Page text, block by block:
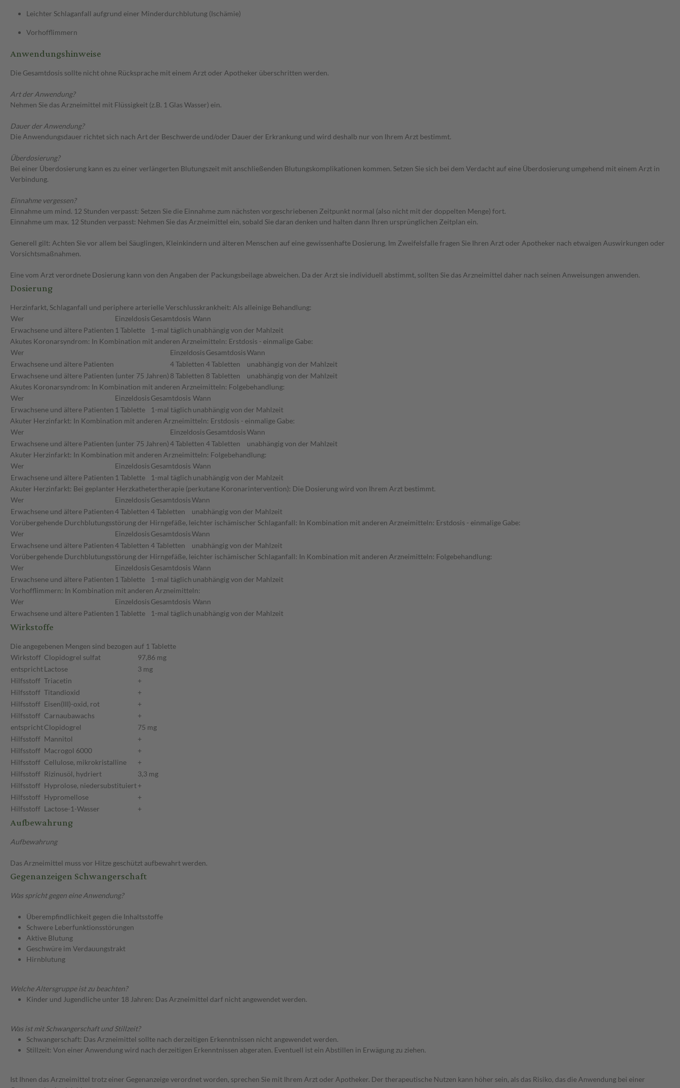
Leichter Schlaganfall aufgrund einer Minderdurchblutung (Ischämie)
Vorhofflimmern
Anwendungshinweise
Die Gesamtdosis sollte nicht ohne Rücksprache mit einem Arzt oder Apotheker überschritten werden.
Art der Anwendung?
Nehmen Sie das Arzneimittel mit Flüssigkeit (z.B. 1 Glas Wasser) ein.
Dauer der Anwendung?
Die Anwendungsdauer richtet sich nach Art der Beschwerde und/oder Dauer der Erkrankung und wird deshalb nur von Ihrem Arzt bestimmt.
Überdosierung?
Bei einer Überdosierung kann es zu einer verlängerten Blutungszeit mit anschließenden Blutungskomplikationen kommen. Setzen Sie sich bei dem Verdacht auf eine Überdosierung umgehend mit einem Arzt in
Verbindung.
Einnahme vergessen?
Einnahme um mind. 12 Stunden verpasst: Setzen Sie die Einnahme zum nächsten vorgeschriebenen Zeitpunkt normal (also nicht mit der doppelten Menge) fort.
Einnahme um max. 12 Stunden verpasst: Nehmen Sie das Arzneimittel ein, sobald Sie daran denken und halten dann Ihren ursprünglichen Zeitplan ein.
Generell gilt: Achten Sie vor allem bei Säuglingen, Kleinkindern und älteren Menschen auf eine gewissenhafte Dosierung. Im Zweifelsfalle fragen Sie Ihren Arzt oder Apotheker nach etwaigen Auswirkungen oder
Vorsichtsmaßnahmen.
Eine vom Arzt verordnete Dosierung kann von den Angaben der Packungsbeilage abweichen. Da der Arzt sie individuell abstimmt, sollten Sie das Arzneimittel daher nach seinen Anweisungen anwenden.
Dosierung
Herzinfarkt, Schlaganfall und periphere arterielle Verschlusskrankheit: Als alleinige Behandlung:
Wer
Einzeldosis Gesamtdosis Wann
Erwachsene und ältere Patienten 1 Tablette 1-mal täglich unabhängig von der Mahlzeit
Akutes Koronarsyndrom: In Kombination mit anderen Arzneimitteln: Erstdosis - einmalige Gabe:
Wer
Einzeldosis GesamtdosisWann
Erwachsene und ältere Patienten
4 Tabletten 4 Tabletten
unabhängig von der Mahlzeit
Erwachsene und ältere Patienten (unter 75 Jahren) 8 Tabletten 8 Tabletten
unabhängig von der Mahlzeit
Akutes Koronarsyndrom: In Kombination mit anderen Arzneimitteln: Folgebehandlung:
Wer
Einzeldosis Gesamtdosis Wann
Erwachsene und ältere Patienten 1 Tablette 1-mal täglich unabhängig von der Mahlzeit
Akuter Herzinfarkt: In Kombination mit anderen Arzneimitteln: Erstdosis - einmalige Gabe:
Wer
Einzeldosis GesamtdosisWann
Erwachsene und ältere Patienten (unter 75 Jahren)4 Tabletten 4 Tabletten
unabhängig von der Mahlzeit
Akuter Herzinfarkt: In Kombination mit anderen Arzneimitteln: Folgebehandlung:
Wer
Einzeldosis Gesamtdosis Wann
Erwachsene und ältere Patienten 1 Tablette 1-mal täglich unabhängig von der Mahlzeit
Akuter Herzinfarkt: Bei geplanter Herzkathetertherapie (perkutane Koronarintervention): Die Dosierung wird von Ihrem Arzt bestimmt.
Wer
Einzeldosis GesamtdosisWann
Erwachsene und ältere Patienten4 Tabletten 4 Tabletten
unabhängig von der Mahlzeit
Vorübergehende Durchblutungsstörung der Hirngefäße, leichter ischämischer Schlaganfall: In Kombination mit anderen Arzneimitteln: Erstdosis - einmalige Gabe:
Wer
Einzeldosis GesamtdosisWann
Erwachsene und ältere Patienten4 Tabletten 4 Tabletten
unabhängig von der Mahlzeit
Vorübergehende Durchblutungsstörung der Hirngefäße, leichter ischämischer Schlaganfall: In Kombination mit anderen Arzneimitteln: Folgebehandlung:
Wer
Einzeldosis Gesamtdosis Wann
Erwachsene und ältere Patienten 1 Tablette 1-mal täglich unabhängig von der Mahlzeit
Vorhofflimmern: In Kombination mit anderen Arzneimitteln:
Wer
Einzeldosis Gesamtdosis Wann
Erwachsene und ältere Patienten 1 Tablette 1-mal täglich unabhängig von der Mahlzeit
Wirkstoffe
Die angegebenen Mengen sind bezogen auf 1 Tablette
Wirkstoff Clopidogrel sulfat
97,86 mg
entsprichtLactose
3 mg
Hilfsstoff Triacetin
+
Hilfsstoff Titandioxid
+
Hilfsstoff Eisen(III)-oxid, rot
+
Hilfsstoff Carnaubawachs
+
entsprichtClopidogrel
75 mg
Hilfsstoff Mannitol
+
Hilfsstoff Macrogol 6000
+
Hilfsstoff Cellulose, mikrokristalline
+
Hilfsstoff Rizinusöl, hydriert
3,3 mg
Hilfsstoff Hyprolose, niedersubstituiert+
Hilfsstoff Hypromellose
+
Hilfsstoff Lactose-1-Wasser +
Aufbewahrung
Aufbewahrung
Das Arzneimittel muss vor Hitze geschützt aufbewahrt werden.
Gegenanzeigen Schwangerschaft
Was spricht gegen eine Anwendung?
Überempfindlichkeit gegen die Inhaltsstoffe
Schwere Leberfunktionsstörungen
Aktive Blutung
Geschwüre im Verdauungstrakt
Hirnblutung
Welche Altersgruppe ist zu beachten?
Kinder und Jugendliche unter 18 Jahren: Das Arzneimittel darf nicht angewendet werden.
Was ist mit Schwangerschaft und Stillzeit?
Schwangerschaft: Das Arzneimittel sollte nach derzeitigen Erkenntnissen nicht angewendet werden.
Stillzeit: Von einer Anwendung wird nach derzeitigen Erkenntnissen abgeraten. Eventuell ist ein Abstillen in Erwägung zu ziehen.
Ist Ihnen das Arzneimittel trotz einer Gegenanzeige verordnet worden, sprechen Sie mit Ihrem Arzt oder Apotheker. Der therapeutische Nutzen kann höher sein, als das Risiko, das die Anwendung bei einer